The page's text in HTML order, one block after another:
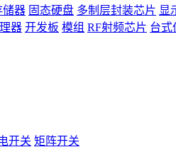
储器 固态硬盘 多制层封装芯片 显
器 开发板 模组 RF射频芯片 台式
开关 矩阵开关